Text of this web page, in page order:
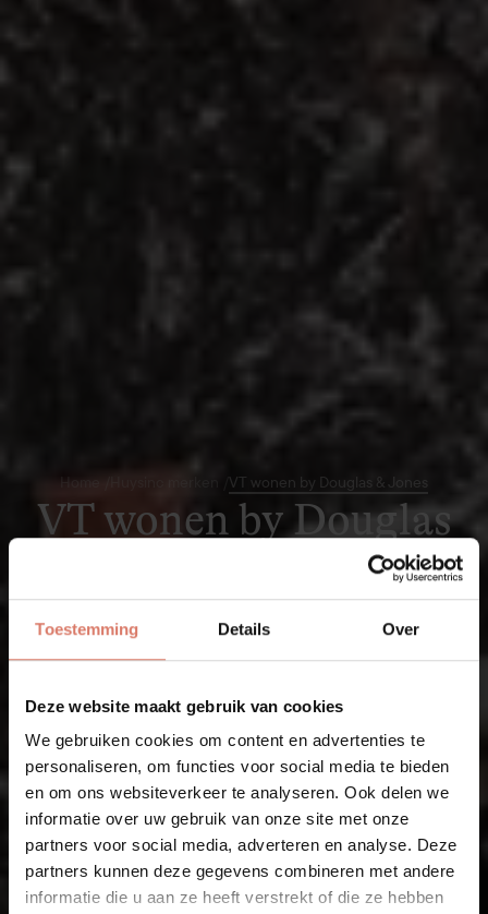
Toestemming Details Over
Deze website maakt gebruik van cookies
We gebruiken cookies om content en advertenties te
personaliseren, om functies voor social media te bieden
en om ons websiteverkeer te analyseren. Ook delen we
informatie over uw gebruik van onze site met onze
partners voor social media, adverteren en analyse. Deze
partners kunnen deze gegevens combineren met andere
informatie die u aan ze heeft verstrekt of die ze hebben
Home VT wonen by Douglas & Jones
VT wonen by Douglas
Ontdek VT wonen by Douglas & Jones. Geniet van de
hoogwaardige materialen en pure vakmanschap.